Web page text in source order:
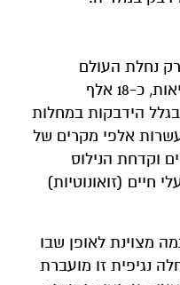
נחלת העולם
השלישי. לפי נתוני משרד הבריאות, כ-18 אלף
הידבקות במחלות
אלפי מקרים של
וקדחת הנילוס
חיים (זואונוטיות)
מצוינת לאופן שבו
נגיפית זו מועברת